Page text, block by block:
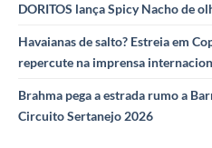
DORITOS lança Spicy Nacho de
Havaianas de salto? Estreia em
repercute na imprensa
Brahma pega a estrada rumo a
Circuito Sertanejo 2026